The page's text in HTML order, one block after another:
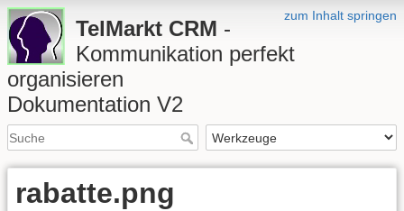
zum Inhalt springen
TelMarkt CRM -
Kommunikation perfekt
organisieren
Dokumentation V2
rabatte.png